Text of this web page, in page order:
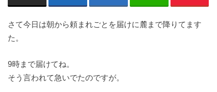
さて今日は朝から頼まれごとを届けに麓まで降りてます
た。
9時まで届けてね。
そう言われて急いでたのですが。